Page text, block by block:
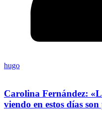
hugo
Carolina Fernández:
viendo en estos días